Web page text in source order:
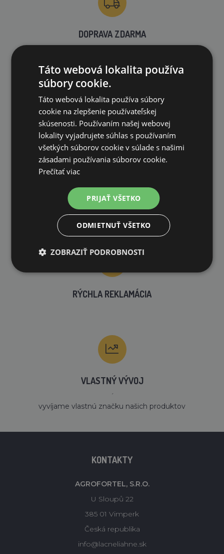
DOPRAVA ZDARMA
VLASTNÝ SKLAD
99 % produktov držíme priamo skladom
RÝCHLE DODANIE
RÝCHLA REKLAMÁCIA
VLASTNÝ VÝVOJ
´
vyvíjame vlastnú značku našich produktov
KONTAKTY
AGROFORTEL, S.R.O.
U Sloupů 22
385 01 Vimperk
Česká republika
info@lacneliahne.sk
Táto webová lokalita používa
súbory cookie.
Táto webová lokalita používa súbory
cookie na zlepšenie používateľskej
skúsenosti. Používaním našej webovej
lokality vyjadrujete súhlas s používaním
všetkých súborov cookie v súlade s našimi
zásadami používania súborov cookie.
Prečítať viac
PRIJAŤ VŠETKO
ODMIETNUŤ VŠETKO
ZOBRAZIŤ PODROBNOSTI